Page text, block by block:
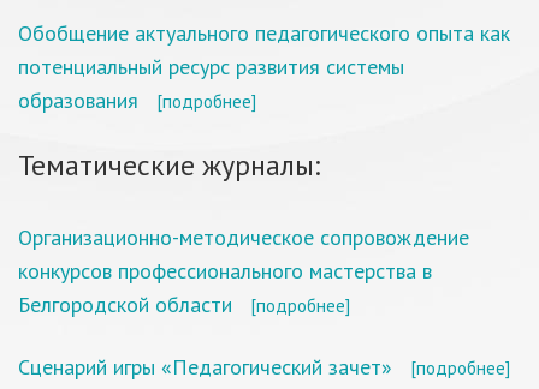
Обобщение актуального педагогического опыта как
потенциальный ресурс развития системы
образования
[подробнее]
Тематические журналы:
Организационно-методическое сопровождение
конкурсов профессионального мастерства в
Белгородской области
[подробнее]
Сценарий игры «Педагогический зачет» [подробнее]